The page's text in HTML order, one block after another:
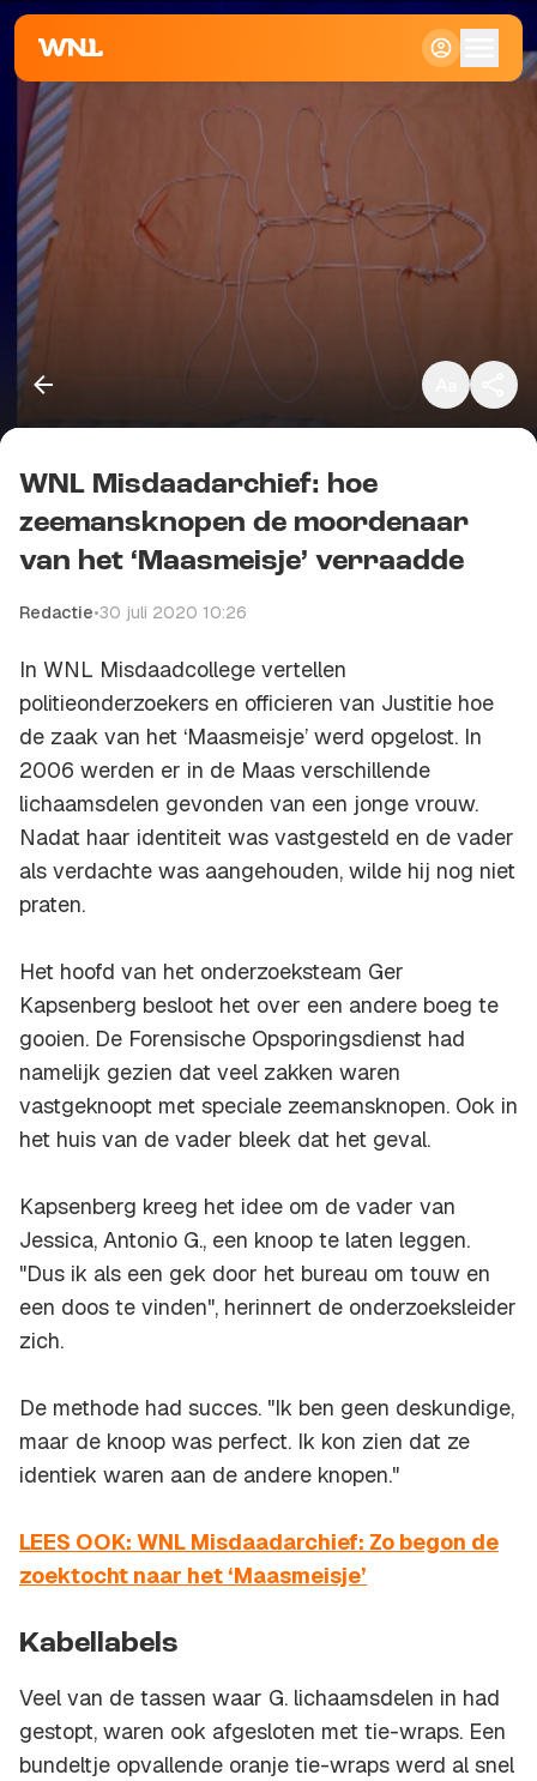
Klein
Standaard
Kopieer link
WNL Misdaadarchief: hoe
zeemansknopen de moordenaar
van het ‘Maasmeisje’ verraadde
Redactie•30 juli 2020 10:26
In WNL Misdaadcollege vertellen
politieonderzoekers en officieren van Justitie hoe
de zaak van het ‘Maasmeisje’ werd opgelost. In
2006 werden er in de Maas verschillende
lichaamsdelen gevonden van een jonge vrouw.
Nadat haar identiteit was vastgesteld en de vader
als verdachte was aangehouden, wilde hij nog niet
praten.
Het hoofd van het onderzoeksteam Ger
Kapsenberg besloot het over een andere boeg te
gooien. De Forensische Opsporingsdienst had
namelijk gezien dat veel zakken waren
vastgeknoopt met speciale zeemansknopen. Ook in
het huis van de vader bleek dat het geval.
Kapsenberg kreeg het idee om de vader van
Jessica, Antonio G., een knoop te laten leggen.
"Dus ik als een gek door het bureau om touw en
een doos te vinden", herinnert de onderzoeksleider
zich.
De methode had succes. "Ik ben geen deskundige,
maar de knoop was perfect. Ik kon zien dat ze
identiek waren aan de andere knopen."
LEES OOK: WNL Misdaadarchief: Zo begon de
zoektocht naar het ‘Maasmeisje’
Kabellabels
Veel van de tassen waar G. lichaamsdelen in had
gestopt, waren ook afgesloten met tie-wraps. Een
bundeltje opvallende oranje tie-wraps werd al snel